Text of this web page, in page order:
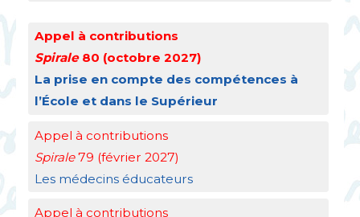
Appel à contributions
Spirale80 (octobre 2027)
La prise en compte des compétences à
l’École et dans le Supérieur
Appel à contributions
Spirale79 (février 2027)
Les médecins éducateurs
Appel à contributions